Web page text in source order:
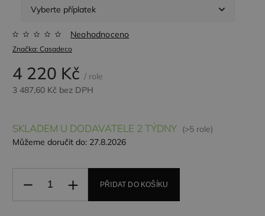
Značka: Casadeco
Neohodnoceno
4 220 Kč / role
3 487,60 Kč bez DPH
SKLADEM U DODAVATELE 2 TÝDNY (>5 role)
Můžeme doručit do: 27.8.2026
PŘIDAT DO KOŠÍKU